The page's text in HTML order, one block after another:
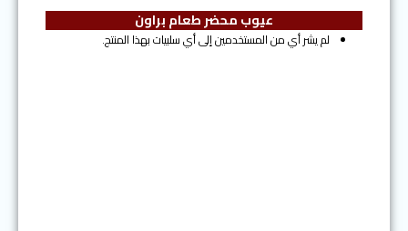
عيوب محضر طعام براون
لم يشر أي من المستخدمين إلى أي سلبيات بهذا المنتج.